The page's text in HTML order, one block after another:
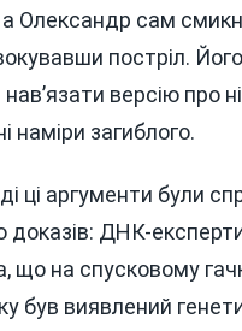
а Олександр сам
постріл.
версію про
наміри загиблого.
ці аргументи були
доказів: ДНК-
що на спусковому
був виявлений